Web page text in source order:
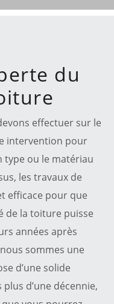
du
effectuer sur le
intervention pour
type ou le matériau
les travaux de
efficace pour que
de la toiture puisse
années après
sommes une
d’une solide
d’une décennie,